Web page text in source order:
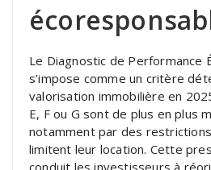
Le Diagnostic de Performance
s’impose comme un critère
valorisation immobilière en
E, F ou G sont de plus en plus
notamment par des
limitent leur location. Cette
conduit les investisseurs à